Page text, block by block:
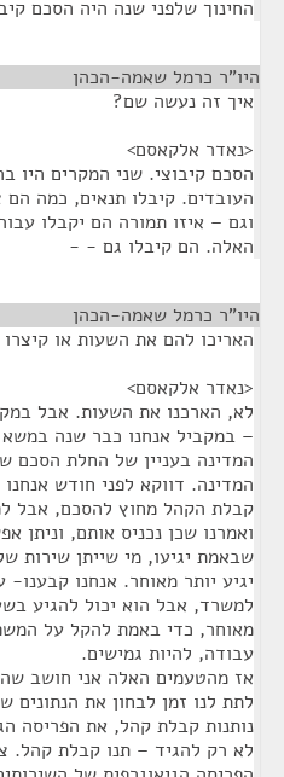
החינוך שלפני שנה היה הסכם
היו"ר כרמל שאמה-הכהן
איך זה נעשה שם?
<נאדר אלקאסם>
הסכם קיבוצי. שני המקרים היו
העובדים. קיבלו תנאים, כמה
וגם – איזו תמורה הם יקבלו
האלה. הם קיבלו גם - -
היו"ר כרמל שאמה-הכהן
האריכו להם את השעות או
<נאדר אלקאסם>
לא, הארכנו את השעות. אבל
– במקביל אנחנו כבר שנה
המדינה בעניין של החלת הסכם
המדינה. דווקא לפני חודש
קבלת הקהל מחוץ להסכם, אבל
ואמרנו שכן נכניס אותם, וניתן
שבאמת יגיעו, מי שייתן שירות
מאוחר, כדי באמת להקל על
עבודה, להיות גמישים.
אז מהטעמים האלה אני חושב
לתת לנו זמן לבחון את הנתונים
נותנות קבלת קהל, את הפריסה
לא רק להגיד – תנו קבלת קהל.